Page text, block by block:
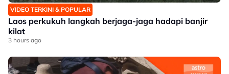
VIDEO TERKINI & POPULAR
Laos perkukuh langkah berjaga-jaga hadapi banjir
kilat
3 hours ago